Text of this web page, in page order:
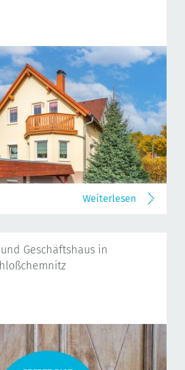
Weiterlesen
Geschäftshaus in